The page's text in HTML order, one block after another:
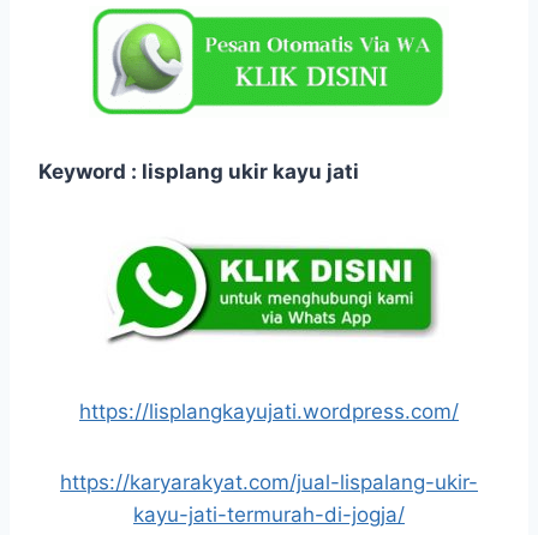
Keyword : lisplang ukir kayu jati
https://lisplangkayujati.wordpress.com/
https://karyarakyat.com/jual-lispalang-ukir-
kayu-jati-termurah-di-jogja/